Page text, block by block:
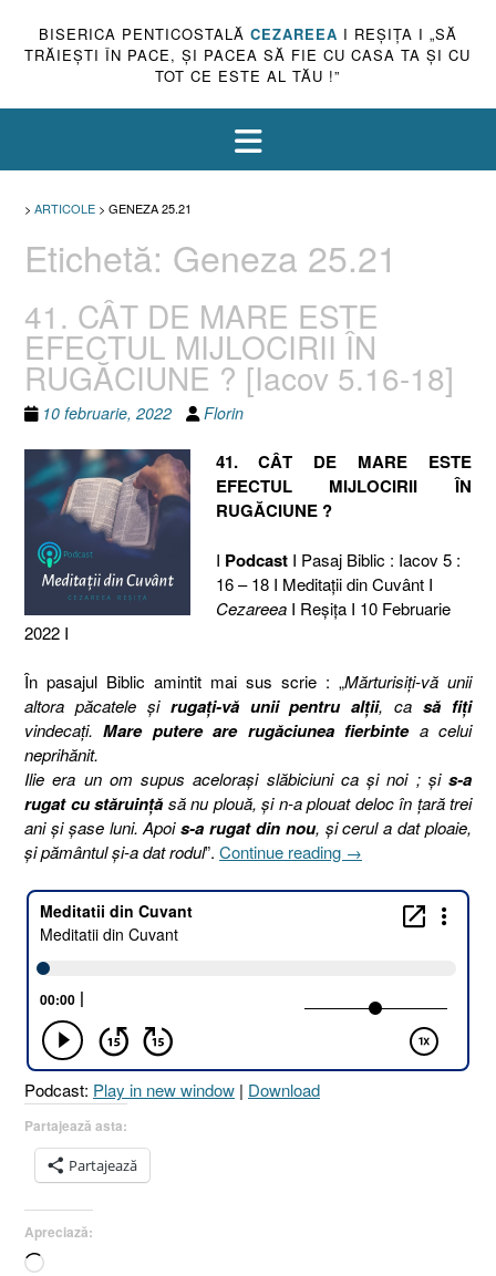
BISERICA PENTICOSTALĂ CEZAREEA I REŞIŢA I „SĂ
TRĂIEŞTI ÎN PACE, ŞI PACEA SĂ FIE CU CASA TA ŞI CU
TOT CE ESTE AL TĂU !”
> ARTICOLE > GENEZA 25.21
Etichetă: Geneza 25.21
41. CÂT DE MARE ESTE
EFECTUL MIJLOCIRII ÎN
RUGĂCIUNE ? [Iacov 5.16-18]
10 februarie, 2022 Florin
41. CÂT DE MARE ESTE
EFECTUL MIJLOCIRII ÎN
RUGĂCIUNE ?
I PodcastI Pasaj Biblic : Iacov 5 :
16 – 18 I Meditaţii din Cuvânt I
CezareeaI Reşiţa I 10 Februarie
2022 I
În pasajul Biblic amintit mai sus scrie : „Mărturisiţi-vă unii
altora păcatele şi rugaţi-vă unii pentru alţii, casă fiţi
vindecaţi.Mare putere are rugăciunea fierbintea celui
neprihănit.
Ilie era un om supus aceloraşi slăbiciuni ca şi noi ; şi s-a
rugat cu stăruinţă să nu plouă, şi n-a plouat deloc în ţară trei
ani şi şase luni. Apois-a rugat din nou, şi cerul a dat ploaie,
şi pământul şi-a dat rodul”. Continue reading „41.
DE
MIJLOCIRII
RUGĂCIUNE
?
→
Podcast: Play in new window | Download
Partajează asta:
Partajează
Apreciază:
Încarc...